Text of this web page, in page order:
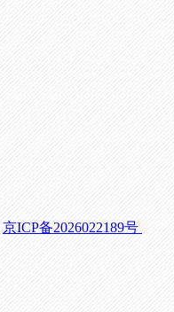
京ICP备2026022189号